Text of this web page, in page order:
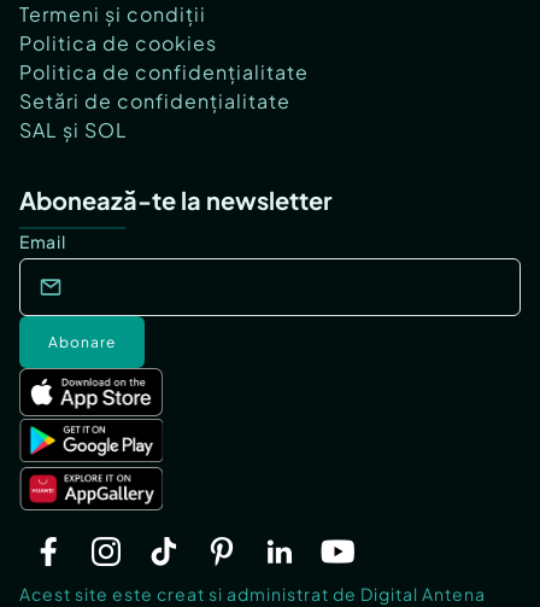
Termeni și condiții
Politica de cookies
Politica de confidențialitate
Setări de confidențialitate
SAL și SOL
Abonează-te la newsletter
Email
Abonare
Acest site este creat si administrat de Digital Antena